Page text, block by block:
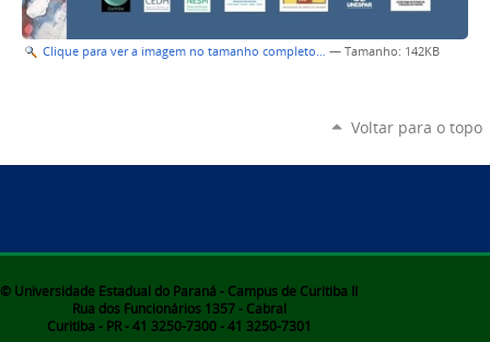
Clique para ver a imagem no tamanho completo… — Tamanho: 142KB
Voltar para o topo
© Universidade Estadual do Paraná - Campus de Curitiba II
Rua dos Funcionários 1357 - Cabral
Curitiba - PR - 41 3250-7300 - 41 3250-7301